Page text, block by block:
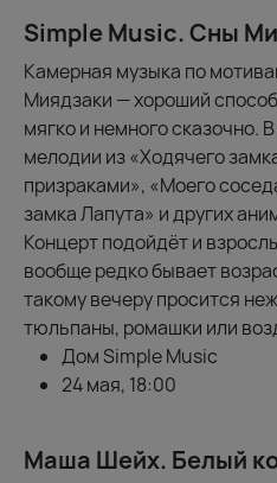
Simple Music. Сны
Камерная музыка по
Миядзаки — хороший
мягко и немного сказочно.
мелодии из «Ходячего
призраками», «Моего
замка Лапута» и других
Концерт подойдёт и
вообще редко бывает
такому вечеру просится
тюльпаны, ромашки или
Дом Simple Music
24 мая, 18:00
Маша Шейх. Белый